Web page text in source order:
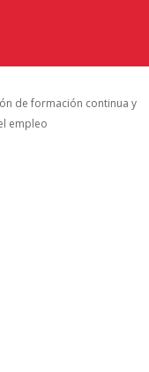
de formación continua y
empleo